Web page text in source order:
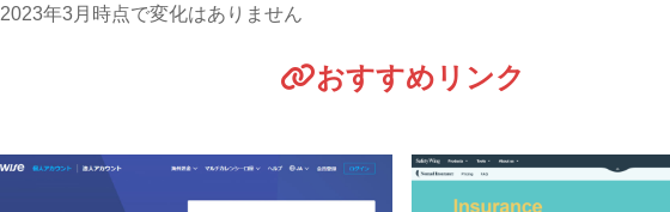
2023年3月時点で変化はありません
おすすめリンク